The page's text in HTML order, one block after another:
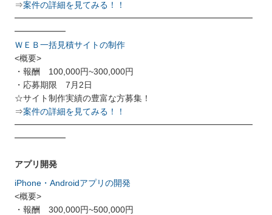
⇒案件の詳細を見てみる！！
━━━━━━━━━━━━━━━━━━━━━━━━━━━━
━━━━━━
ＷＥＢ一括見積サイトの制作
<概要>
・報酬 100,000円~300,000円
・応募期限 7月2日
☆サイト制作実績の豊富な方募集！
⇒案件の詳細を見てみる！！
━━━━━━━━━━━━━━━━━━━━━━━━━━━━
━━━━━━
アプリ開発
iPhone・Androidアプリの開発
<概要>
・報酬 300,000円~500,000円